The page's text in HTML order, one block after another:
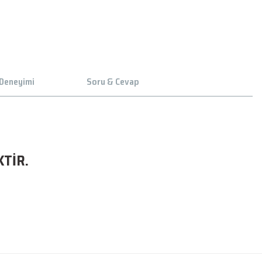
Soru & Cevap